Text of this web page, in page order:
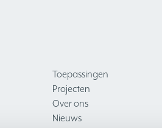
Toepassingen
Projecten
Over ons
Nieuws